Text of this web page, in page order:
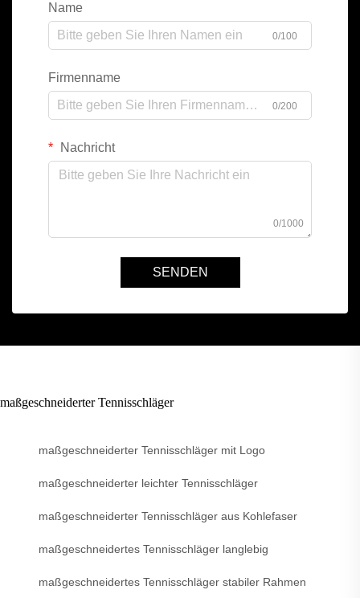
Name
0/100
Firmenname
0/200
Nachricht
0/1000
SENDEN
maßgeschneiderter Tennisschläger
maßgeschneiderter Tennisschläger mit Logo
maßgeschneiderter leichter Tennisschläger
maßgeschneiderter Tennisschläger aus Kohlefaser
maßgeschneidertes Tennisschläger langlebig
maßgeschneidertes Tennisschläger stabiler Rahmen